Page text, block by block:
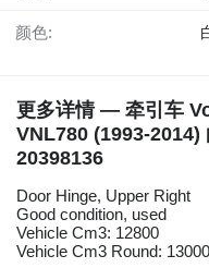
颜色:
更多详情 — 牵引车
VNL780 (1993-2014)
20398136
Door Hinge, Upper Right
Good condition, used
Vehicle Cm3: 12800
Vehicle Cm3 Round: 13000